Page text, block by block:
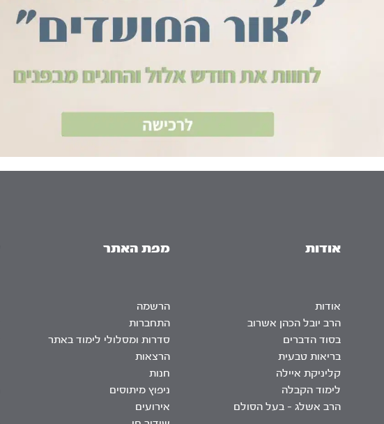
אודות
אודות
הרב יובל הכהן אשרוב
בסוד הדברים
בריאות טבעית
קליניקת איילה
לימוד הקבלה
הרב אשלג – בעל הסולם
מפת האתר
הרשמה
התחברות
סדרות ומסלולי לימוד באתר
הרצאות
חנות
ניפוץ מיתוסים
אירועים